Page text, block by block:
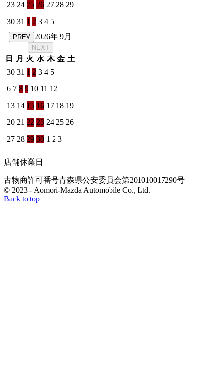
23 24 25 26 27 28 29
30 31 1 2 3 4 5
PREV 2026年 9月
NEXT
日 月 火 水 木 金 土
30 31 1 2 3 4 5
6 7 8 9 10 11 12
13 14 15 16 17 18 19
20 21 22 23 24 25 26
27 28 29 30 1 2 3
店舗休業日
古物商許可番号青森県公安委員会第201010017290号
© 2023 - Aomori-Mazda Automobile Co., Ltd.
Back to top